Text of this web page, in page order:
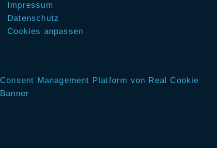
Impressum
Datenschutz
Cookies anpassen
Consent Management Platform von Real Cookie
Banner